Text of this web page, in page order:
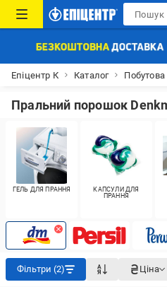
Епіцентр К Каталог Побутова
Пральний порошок
ГЕЛЬ ДЛЯ ПРАННЯ
КАПСУЛИ ДЛЯ
ПРАННЯ
Фільтри (2) Ціна